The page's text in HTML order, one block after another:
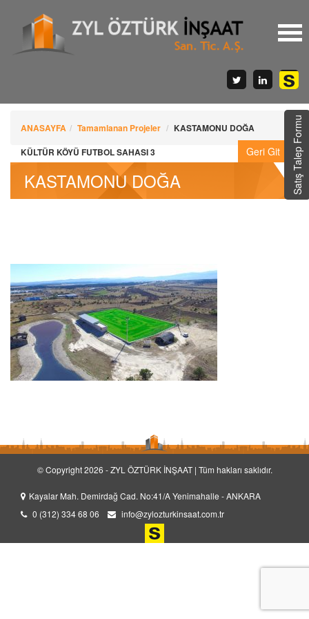
Satış Talep Formu
ANASAYFA Tamamlanan Projeler
KASTAMONU DOĞA
KÜLTÜR KÖYÜ FUTBOL SAHASI 3
KASTAMONU DOĞA
© Copyright 2026 - ZYL ÖZTÜRK İNŞAAT | Tüm hakları saklıdır.
Kayalar Mah. Demirdağ Cad. No:41/A Yenimahalle - ANKARA
0 (312) 334 68 06
info@zylozturkinsaat.com.tr